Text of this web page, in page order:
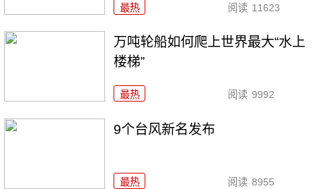
最热 阅读 11623
万吨轮船如何爬上世界最大“水上
楼梯”
最热 阅读 9992
9个台风新名发布
最热 阅读 8955